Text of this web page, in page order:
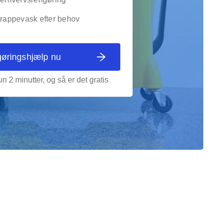
efter behov
nu
2 minutter, og så er det gratis